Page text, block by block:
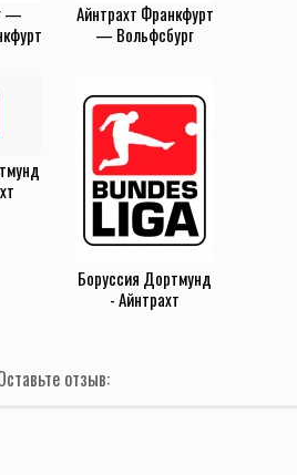
—
Айнтрахт Франкфурт
— Вольфсбург
Боруссия Дортмунд
- Айнтрахт
отзыв: